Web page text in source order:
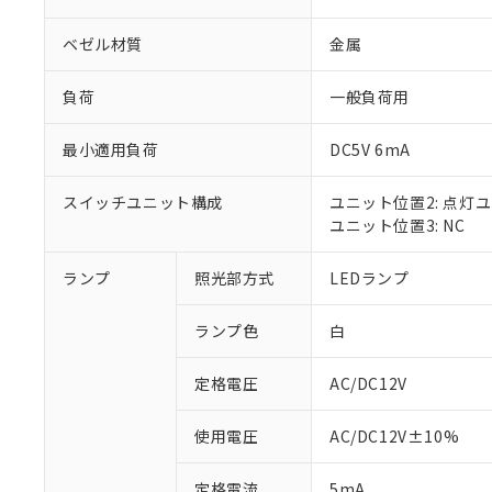
ベゼル材質 金属
負荷 一般負荷用
最小適用負荷 DC5V 6mA
スイッチユニット構成
ユニット位置2: 点灯
ユニット位置3: NC
ランプ 照光部方式 LEDランプ
ランプ色 白
定格電圧 AC/DC12V
使用電圧 AC/DC12V±10%
ご利用条件
以下の条件をお読
※1 対応状況
対応予定：EU
対応予定なし：
調査・確認中：
非該当品：ライセ
※1 中国